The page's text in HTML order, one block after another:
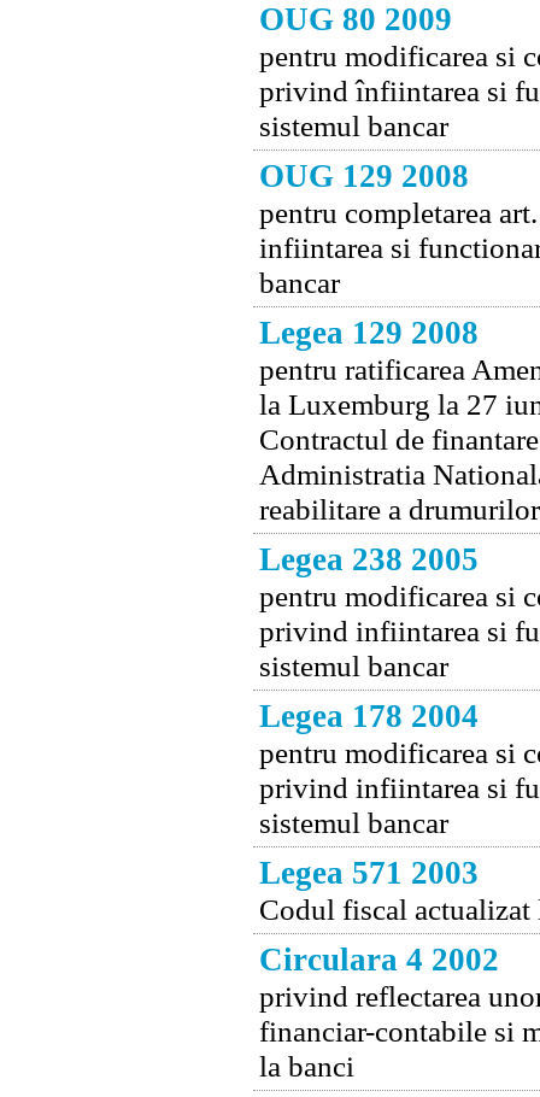
OUG 80 2009
pentru modificarea si
privind înfiintarea si
sistemul bancar
OUG 129 2008
pentru completarea
infiintarea si
bancar
Legea 129 2008
pentru ratificarea
la Luxemburg la 27
Contractul de
Administratia
reabilitare a
Legea 238 2005
pentru modificarea si
privind infiintarea si
sistemul bancar
Legea 178 2004
pentru modificarea si
privind infiintarea si
sistemul bancar
Legea 571 2003
Codul fiscal actualizat
Circulara 4 2002
privind reflectarea
financiar-contabile si
la banci